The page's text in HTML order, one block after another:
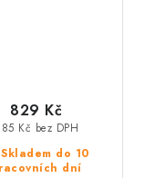
Skladem do 10
dní
Kč bez DPH
829 Kč